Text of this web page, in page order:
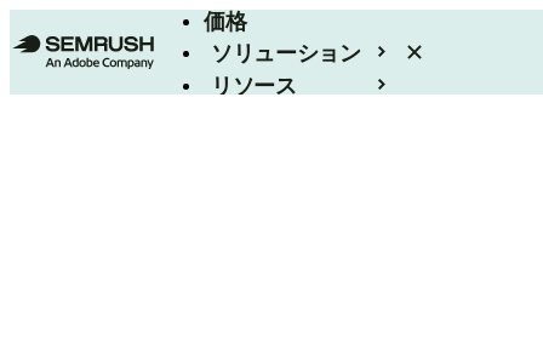
価格
ソリューション
リソース